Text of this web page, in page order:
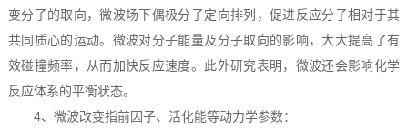
变分子的取向，微波场下偶极分子定向排列，促进反应分子相对于其
共同质心的运动。微波对分子能量及分子取向的影响，大大提高了有
效碰撞频率，从而加快反应速度。此外研究表明，微波还会影响化学
反应体系的平衡状态。
4、微波改变指前因子、活化能等动力学参数：